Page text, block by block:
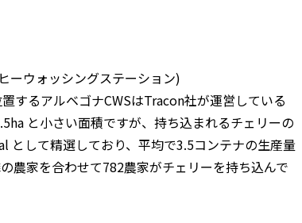
ーウォッシングステーション)
するアルベゴナCWSはTracon社が運営している
と小さい面積ですが、持ち込まれるチェリーの
として精選しており、平均で3.5コンテナの生産量
農家を合わせて782農家がチェリーを持ち込んで